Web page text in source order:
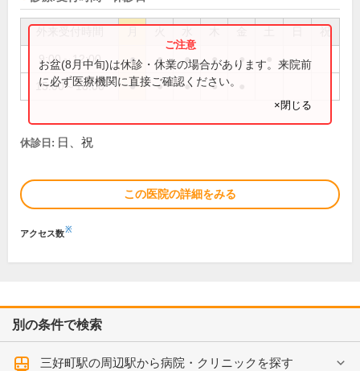
祝
9:00～12:00 ● ● ● ● ●
15:00～18:00 ● ● ● ●
お盆(8月中旬)は休診・休業の場合があります。来院前
に必ず医療機関に直接ご確認ください。
×閉じる
休診日: 日、祝
この医院の詳細をみる
アクセス数※
別の条件で検索
三好町駅の周辺駅から病院・クリニックを探す